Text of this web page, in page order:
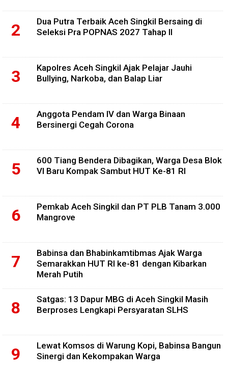
Dua Putra Terbaik Aceh Singkil Bersaing di
Seleksi Pra POPNAS 2027 Tahap II
Kapolres Aceh Singkil Ajak Pelajar Jauhi
Bullying, Narkoba, dan Balap Liar
Anggota Pendam IV dan Warga Binaan
Bersinergi Cegah Corona
600 Tiang Bendera Dibagikan, Warga Desa Blok
VI Baru Kompak Sambut HUT Ke-81 RI
Pemkab Aceh Singkil dan PT PLB Tanam 3.000
Mangrove
Babinsa dan Bhabinkamtibmas Ajak Warga
Semarakkan HUT RI ke-81 dengan Kibarkan
Merah Putih
Satgas: 13 Dapur MBG di Aceh Singkil Masih
Berproses Lengkapi Persyaratan SLHS
Lewat Komsos di Warung Kopi, Babinsa Bangun
Sinergi dan Kekompakan Warga